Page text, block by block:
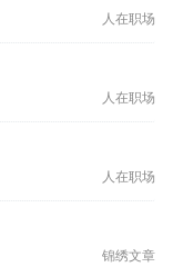
人在职场
人在职场
人在职场
锦绣文章